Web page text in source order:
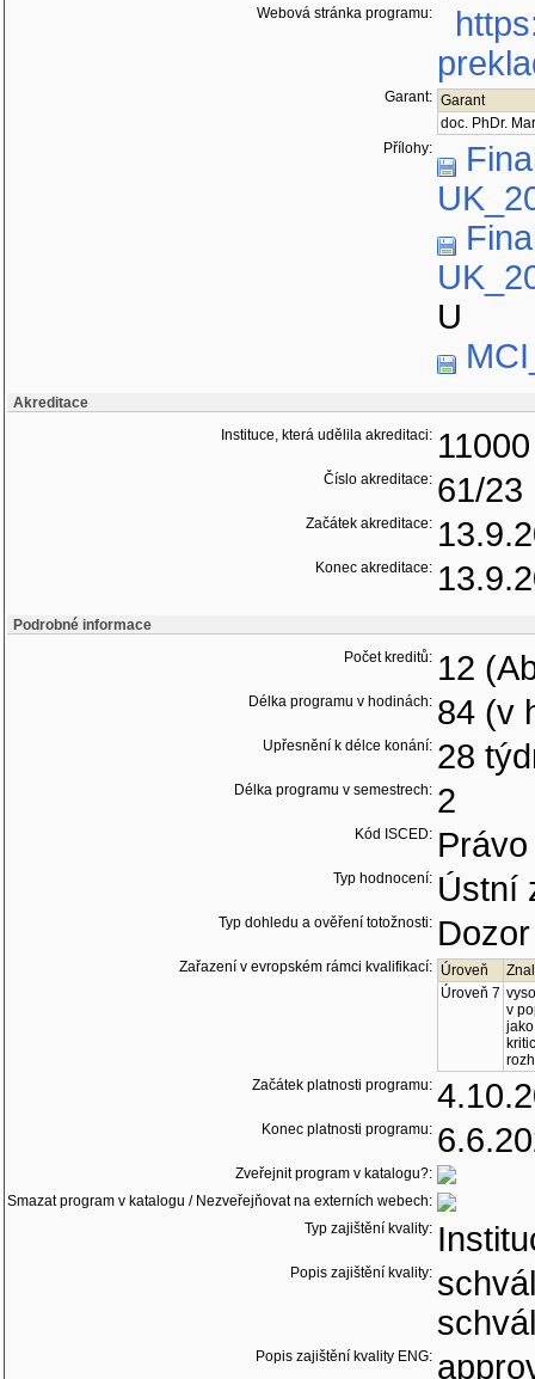
Webová stránka programu:
Garant: Garant
doc. PhDr.
Přílohy:
U
Akreditace
Instituce, která udělila akreditaci:
Číslo akreditace: 61/23
Začátek akreditace:
Konec akreditace:
Podrobné informace
Počet kreditů: 12
Délka programu v hodinách: 84 (v
Upřesnění k délce konání: 28
Délka programu v semestrech: 2
Kód ISCED:
Typ hodnocení: Ústní
Typ dohledu a ověření totožnosti:
Zařazení v evropském rámci kvalifikací: Úroveň
Úroveň 7
v
Začátek platnosti programu:
Konec platnosti programu:
Zveřejnit program v katalogu?:
Smazat program v katalogu / Nezveřejňovat na externích webech:
Typ zajištění kvality:
Popis zajištění kvality:
Popis zajištění kvality ENG: